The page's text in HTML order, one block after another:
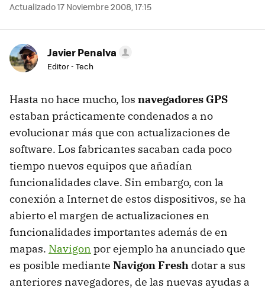
Actualizado 17 Noviembre 2008, 17:15
Javier Penalva
Editor - Tech
Hasta no hace mucho, los navegadores GPS
estaban prácticamente condenados a no
evolucionar más que con actualizaciones de
software. Los fabricantes sacaban cada poco
tiempo nuevos equipos que añadían
funcionalidades clave. Sin embargo, con la
conexión a Internet de estos dispositivos, se ha
abierto el margen de actualizaciones en
funcionalidades importantes además de en
mapas. Navigon por ejemplo ha anunciado que
es posible mediante Navigon Fresh dotar a sus
anteriores navegadores, de las nuevas ayudas a